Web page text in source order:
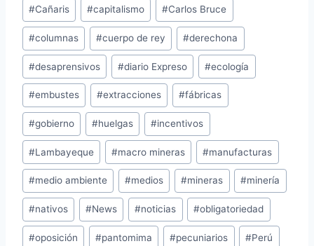
la
entrada:
#Cañaris #capitalismo #Carlos Bruce
#columnas #cuerpo de rey #derechona
#desaprensivos #diario Expreso #ecología
#embustes #extracciones #fábricas
#gobierno #huelgas #incentivos
#Lambayeque #macro mineras #manufacturas
#medio ambiente #medios #mineras #minería
#nativos #News #noticias #obligatoriedad
#oposición #pantomima #pecuniarios #Perú